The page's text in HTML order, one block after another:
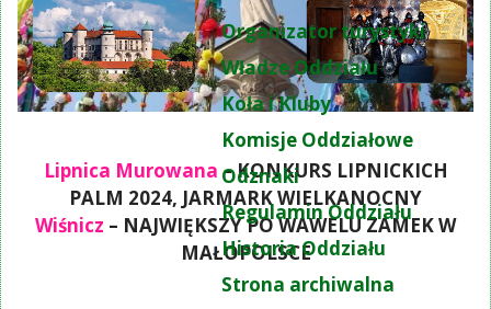
Organizator turystyki
Władze Oddziału
Koła i Kluby
Komisje Oddziałowe
Odznaki
Regulamin Oddziału
Historia Oddziału
Strona archiwalna
Lipnica Murowana – KONKURS LIPNICKICH
PALM 2024, JARMARK WIELKANOCNY
Wiśnicz – NAJWIĘKSZY PO WAWELU ZAMEK W
MAŁOPOLSCE